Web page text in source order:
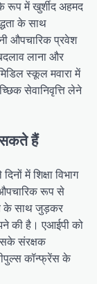
के रूप में खुर्शीद अहमद
के साथ
औपचारिक प्रवेश
लाना और
स्कूल मवारा में
सेवानिवृत्ति लेने
सकते हैं
में शिक्षा विभाग
रूप से
के साथ जुड़कर
की है। एआईपी को
संरक्षक
कॉन्फ्रेंस के